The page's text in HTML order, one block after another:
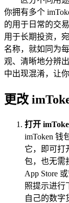
你拥有多个
的用于日常的交
用于长期投资，
名称，就如同为
观、清晰地分辨
中出现混淆，让
更改
打开
imToken 钱
它，即可打
包，也无需
App Store
照提示进行
自己的数字